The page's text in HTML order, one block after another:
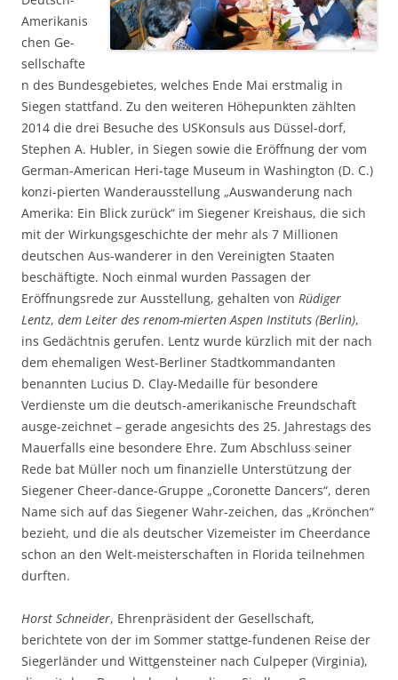
Amerikanis
chen Ge-
sellschafte
n des Bundesgebietes, welches Ende Mai erstmalig in
Siegen stattfand. Zu den weiteren Höhepunkten zählten
2014 die drei Besuche des USKonsuls aus Düssel-dorf,
Stephen A. Hubler, in Siegen sowie die Eröffnung der vom
German-American Heri-tage Museum in Washington (D. C.)
konzi-pierten Wanderausstellung „Auswanderung nach
Amerika: Ein Blick zurück“ im Siegener Kreishaus, die sich
mit der Wirkungsgeschichte der mehr als 7 Millionen
deutschen Aus-wanderer in den Vereinigten Staaten
beschäftigte. Noch einmal wurden Passagen der
Eröffnungsrede zur Ausstellung, gehalten von Rüdiger
Lentz, dem Leiter des renom-mierten Aspen Instituts (Berlin),
ins Gedächtnis gerufen. Lentz wurde kürzlich mit der nach
dem ehemaligen West-Berliner Stadtkommandanten
benannten Lucius D. Clay-Medaille für besondere
Verdienste um die deutsch-amerikanische Freundschaft
ausge-zeichnet – gerade angesichts des 25. Jahrestags des
Mauerfalls eine besondere Ehre. Zum Abschluss seiner
Rede bat Müller noch um finanzielle Unterstützung der
Siegener Cheer-dance-Gruppe „Coronette Dancers“, deren
Name sich auf das Siegener Wahr-zeichen, das „Krönchen“
bezieht, und die als deutscher Vizemeister im Cheerdance
schon an den Welt-meisterschaften in Florida teilnehmen
durften.
Horst Schneider, Ehrenpräsident der Gesellschaft,
berichtete von der im Sommer stattge-fundenen Reise der
Siegerländer und Wittgensteiner nach Culpeper (Virginia),